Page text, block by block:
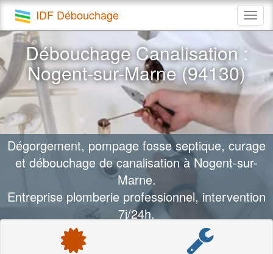
IDF Débouchage
Débouchage Canalisation :
Nogent-sur-Marne (94130)
Dégorgement, pompage fosse septique, curage
et débouchage de canalisation à Nogent-sur-
Marne.
Entreprise plomberie professionnel, intervention
7j/24h.